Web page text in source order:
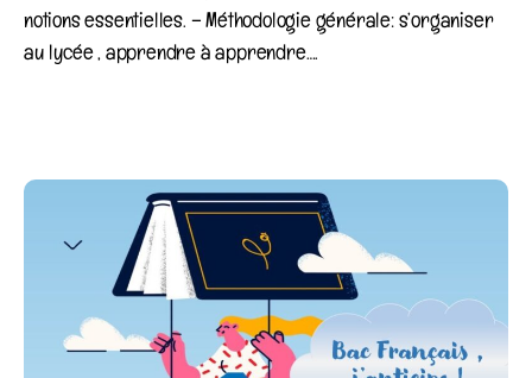
notions essentielles. – Méthodologie générale: s’organiser
au lycée , apprendre à apprendre….